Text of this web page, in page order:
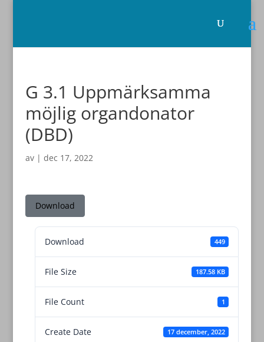
G 3.1 Uppmärksamma
möjlig organdonator
(DBD)
av | dec 17, 2022
Download
Download 449
File Size 187.58 KB
File Count 1
Create Date 17 december, 2022